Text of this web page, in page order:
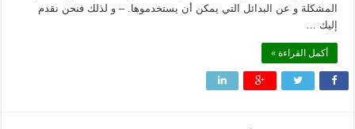
المشكلة و عن البدائل التي يمكن أن يستخدموها. – و لذلك فنحن نقدم
إليك …
أكمل القراءة »